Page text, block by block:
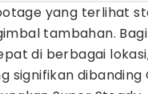
yang terlihat
tambahan. Bagi
di berbagai
signifikan dibanding